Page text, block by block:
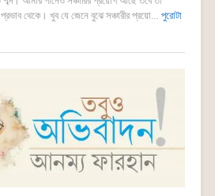
থেকে। খুব যে জেনে বুঝে সঞ্চারীর প্রয়ো... পুরোটা